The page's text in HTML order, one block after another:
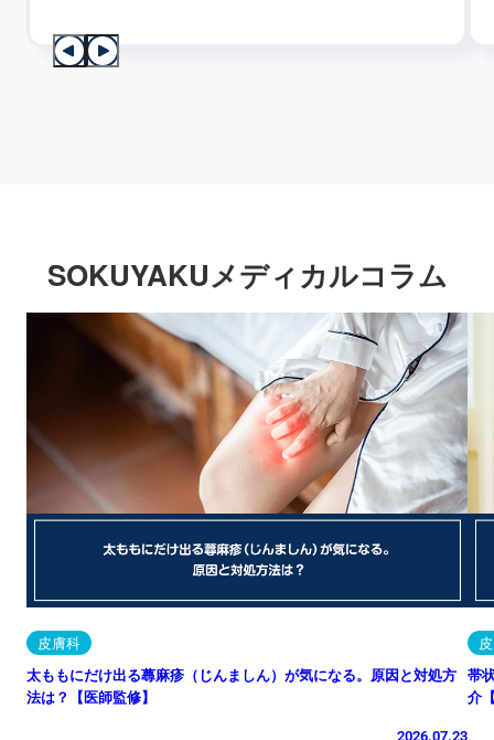
SOKUYAKUメディカルコラム
皮膚科
太ももにだけ出る蕁麻疹（じんましん）が気になる。原因と対処方
法は？【医師監修】
2026.07.23
帯
介